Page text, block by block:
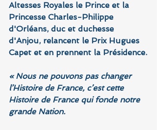
Altesses Royales le Prince et la
Princesse Charles-Philippe
d'Orléans, duc et duchesse
d'Anjou, relancent le Prix Hugues
Capet et en prennent la Présidence.
« Nous ne pouvons pas changer
l’Histoire de France, c’est cette
Histoire de France qui fonde notre
grande Nation.